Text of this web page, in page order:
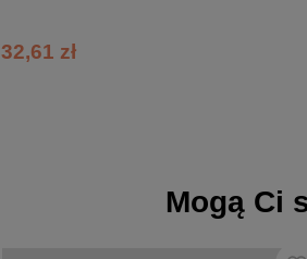
32,61 zł
Mogą Ci